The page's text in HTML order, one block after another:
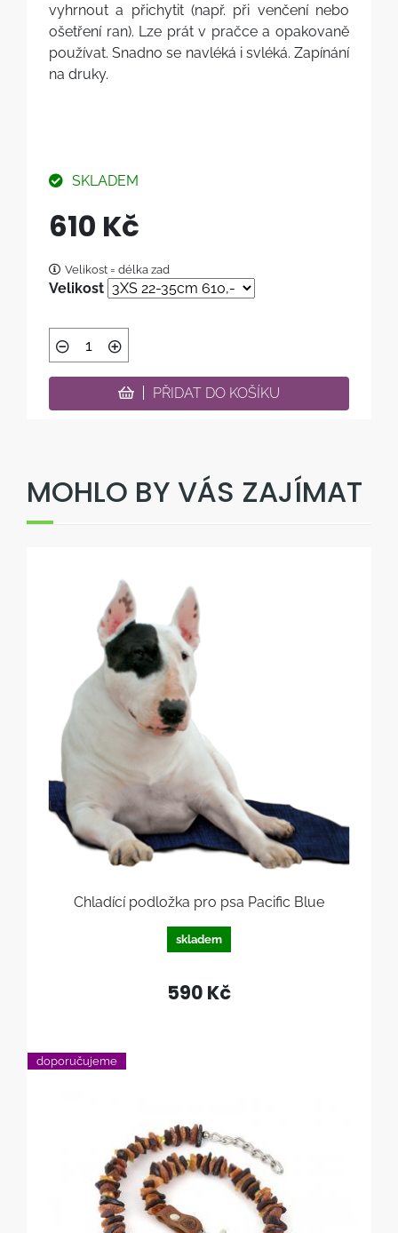
vyhrnout a přichytit (např. při venčení nebo
ošetření ran). Lze prát v pračce a opakovaně
používat. Snadno se navléká i svléká. Zapínání
na druky.
SKLADEM
610 Kč
Velikost = délka zad
Velikost
PŘIDAT DO KOŠÍKU
MOHLO BY VÁS ZAJÍMAT
Chladící podložka pro psa Pacific Blue
skladem
590 Kč
doporučujeme